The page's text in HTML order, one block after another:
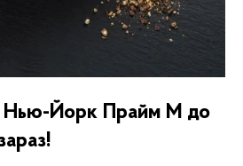
Нью-Йорк Прайм M до